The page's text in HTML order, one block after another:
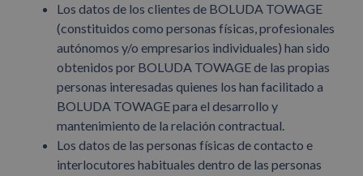
Los datos de los clientes de BOLUDA TOWAGE
(constituidos como personas físicas, profesionales
autónomos y/o empresarios individuales) han sido
obtenidos por BOLUDA TOWAGE de las propias
personas interesadas quienes los han facilitado a
BOLUDA TOWAGE para el desarrollo y
mantenimiento de la relación contractual.
Los datos de las personas físicas de contacto e
interlocutores habituales dentro de las personas